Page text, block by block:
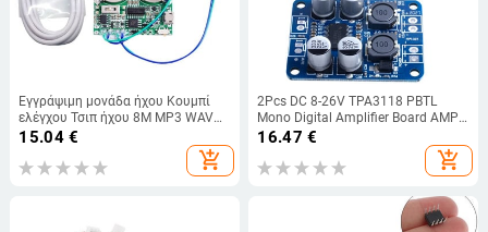
Εγγράψιμη μονάδα ήχου Κουμπί
ελέγχου Τσιπ ήχου 8M MP3 WAV
Music Voice player
Προγραμματιζόμενος πίνακας με
ηχείο για DIY
15.04€
add_shopping_cart
2Pcs DC 8-26V TPA3118 PBTL
Mono Digital Amplifier Board AMP
Module 1 X 60W For Arduino
16.47 €
add_shopping_cart